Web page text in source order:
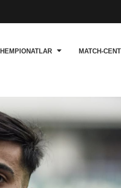
MATCH-